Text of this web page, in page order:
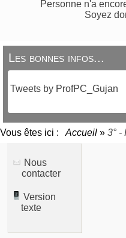
Personne n'a
Soyez
Les bonnes infos...
Tweets by ProfPC_Gujan
Vous êtes ici : Accueil » 3° -
Nous
contacter
Version
texte